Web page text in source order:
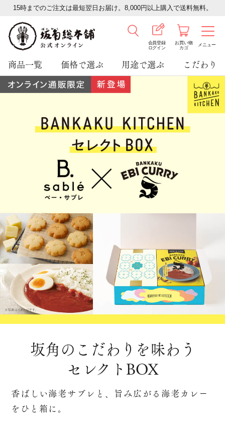
15時までのご注文は最短翌日お届け。8,000円以上購入で送料無料。
会員登録
ログイン
お買い物
カゴ
メニュー
商品一覧 価格で選ぶ 用途で選ぶ こだわり
坂角のこだわりを味わう
セレクトBOX
香ばしい海老サブレと、旨み広がる海老カレー
をひと箱に。